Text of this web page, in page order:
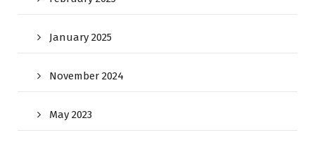
January 2025
November 2024
May 2023